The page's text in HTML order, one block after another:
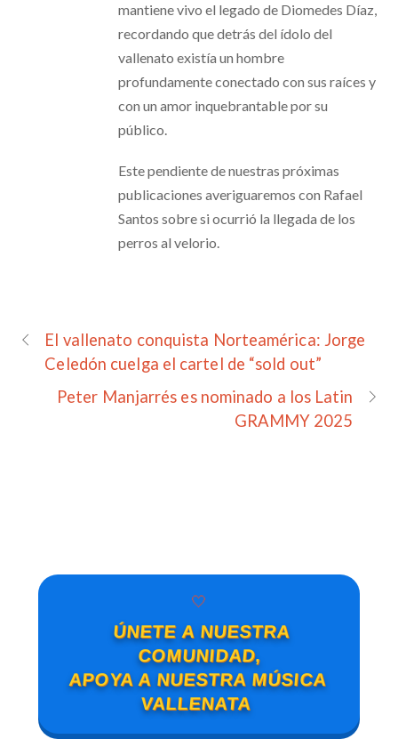
mantiene vivo el legado de Diomedes Díaz,
recordando que detrás del ídolo del
vallenato existía un hombre
profundamente conectado con sus raíces y
con un amor inquebrantable por su
público.
Este pendiente de nuestras próximas
publicaciones averiguaremos con Rafael
Santos sobre si ocurrió la llegada de los
perros al velorio.
El vallenato conquista Norteamérica: Jorge
Celedón cuelga el cartel de “sold out”
Peter Manjarrés es nominado a los Latin
GRAMMY 2025
🤍
ÚNETE A NUESTRA
COMUNIDAD,
APOYA A NUESTRA MÚSICA
VALLENATA